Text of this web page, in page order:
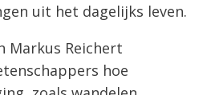
uit het dagelijks leven.
Markus Reichert
hoe